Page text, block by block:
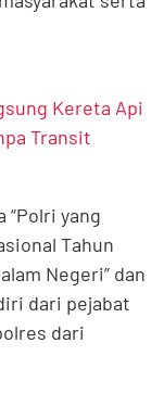
Kereta Api
Transit
yang
Tahun
Negeri” dan
dari pejabat
dari